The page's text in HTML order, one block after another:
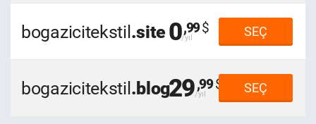
bogazicitekstil.site0,99 SEÇ
bogazicitekstil.blog29,99 SEÇ